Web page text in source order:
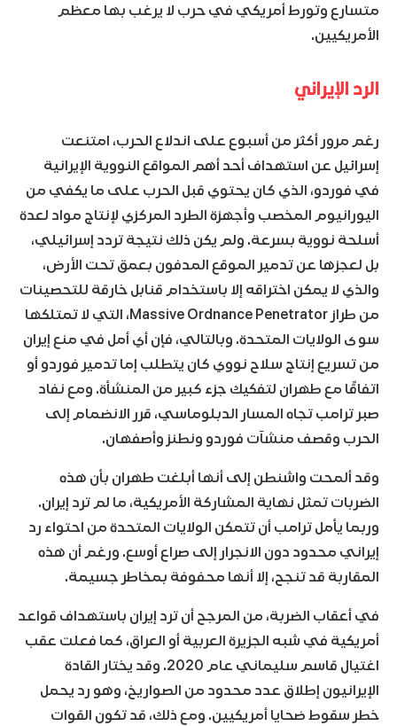
متسارع وتورط أمريكي في حرب لا يرغب بها معظم
الأمريكيين.
الرد الإيراني
رغم مرور أكثر من أسبوع على اندلاع الحرب، امتنعت
إسرائيل عن استهداف أحد أهم المواقع النووية الإيرانية
في فوردو، الذي كان يحتوي قبل الحرب على ما يكفي من
اليورانيوم المخصب وأجهزة الطرد المركزي لإنتاج مواد لعدة
أسلحة نووية بسرعة. ولم يكن ذلك نتيجة تردد إسرائيلي،
بل لعجزها عن تدمير الموقع المدفون بعمق تحت الأرض،
والذي لا يمكن اختراقه إلا باستخدام قنابل خارقة للتحصينات
من طراز Massive Ordnance Penetrator، التي لا تمتلكها
سوى الولايات المتحدة. وبالتالي، فإن أي أمل في منع إيران
من تسريع إنتاج سلاح نووي كان يتطلب إما تدمير فوردو أو
اتفاقًا مع طهران لتفكيك جزء كبير من المنشأة. ومع نفاد
صبر ترامب تجاه المسار الدبلوماسي، قرر الانضمام إلى
الحرب وقصف منشآت فوردو ونطنز وأصفهان.
وقد ألمحت واشنطن إلى أنها أبلغت طهران بأن هذه
الضربات تمثل نهاية المشاركة الأمريكية، ما لم ترد إيران.
وربما يأمل ترامب أن تتمكن الولايات المتحدة من احتواء رد
إيراني محدود دون الانجرار إلى صراع أوسع. ورغم أن هذه
المقاربة قد تنجح، إلا أنها محفوفة بمخاطر جسيمة.
في أعقاب الضربة، من المرجح أن ترد إيران باستهداف قواعد
أمريكية في شبه الجزيرة العربية أو العراق، كما فعلت عقب
اغتيال قاسم سليماني عام 2020. وقد يختار القادة
الإيرانيون إطلاق عدد محدود من الصواريخ، وهو رد يحمل
خطر سقوط ضحايا أمريكيين. ومع ذلك، قد تكون القوات